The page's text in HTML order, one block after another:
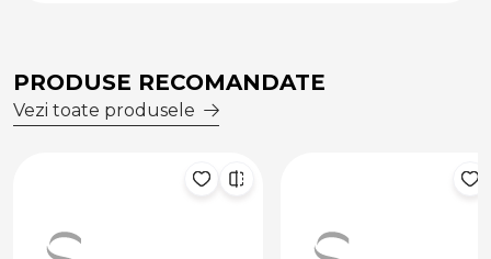
PRODUSE RECOMANDATE
Vezi toate produsele